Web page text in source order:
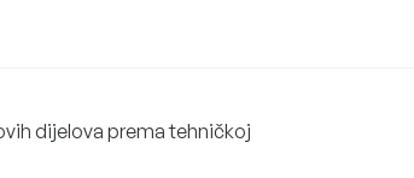
dijelova prema tehničkoj